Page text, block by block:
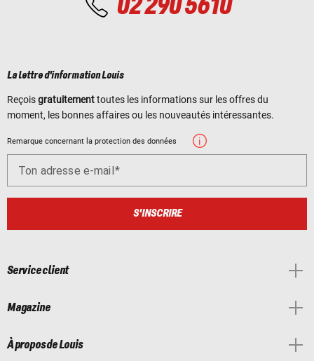
02 290 5610
La lettre d'information Louis
Reçoisgratuitementtoutes les informations sur les offres du
moment, les bonnes affaires ou les nouveautés intéressantes.
Remarque concernant la protection des données
Ton adresse e-mail
S'INSCRIRE
Service client
Magazine
À propos de Louis